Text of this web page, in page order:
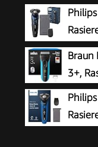
(Modell S5465/
Braun
3+,